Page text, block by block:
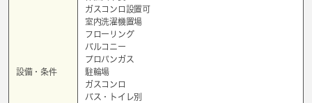
設備・条件
ガスコンロ設置可
室内洗濯機置場
フローリング
バルコニー
プロパンガス
駐輪場
ガスコンロ
バス・トイレ別